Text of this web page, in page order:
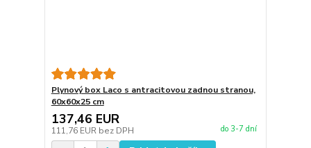
Plynový box Laco s antracitovou zadnou stranou,
60x60x25 cm
137,46 EUR
111,76 EUR bez DPH do 3-7 dní